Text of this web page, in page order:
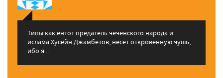
Типы как ентот предатель чеченского народа и
ислама Хусейн Джамбетов, несет откровенную чушь,
ибо я...